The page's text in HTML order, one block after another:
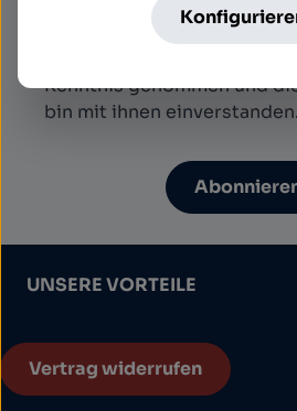
Kenntnis genommen und
bin mit ihnen einverstanden.
UNSERE VORTEILE
Vertrag widerrufen